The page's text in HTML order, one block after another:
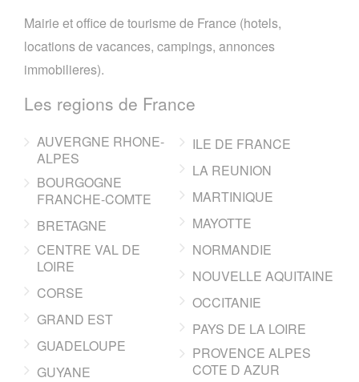
Mairie et office de tourisme de France (hotels,
locations de vacances, campings, annonces
immobilieres).
Les regions de France
AUVERGNE RHONE-
ALPES
BOURGOGNE
FRANCHE-COMTE
BRETAGNE
CENTRE VAL DE
LOIRE
CORSE
GRAND EST
GUADELOUPE
GUYANE
ILE DE FRANCE
LA REUNION
MARTINIQUE
MAYOTTE
NORMANDIE
NOUVELLE AQUITAINE
OCCITANIE
PAYS DE LA LOIRE
PROVENCE ALPES
COTE D AZUR